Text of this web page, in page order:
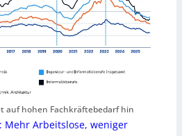
auf hohen Fachkräftebedarf hin
Mehr Arbeitslose, weniger